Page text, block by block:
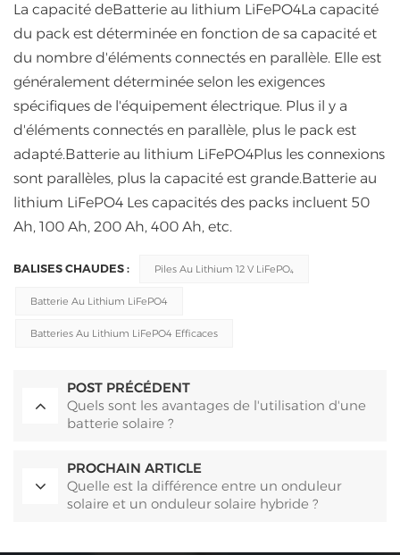
La capacité deBatterie au lithium LiFePO4La capacité
du pack est déterminée en fonction de sa capacité et
du nombre d'éléments connectés en parallèle. Elle est
généralement déterminée selon les exigences
spécifiques de l'équipement électrique. Plus il y a
d'éléments connectés en parallèle, plus le pack est
adapté.Batterie au lithium LiFePO4Plus les connexions
sont parallèles, plus la capacité est grande.Batterie au
lithium LiFePO4 Les capacités des packs incluent 50
Ah, 100 Ah, 200 Ah, 400 Ah, etc.
BALISES CHAUDES : Piles Au Lithium 12 V LiFePO₄
Batterie Au Lithium LiFePO4
Batteries Au Lithium LiFePO4 Efficaces
POST PRÉCÉDENT
Quels sont les avantages de l'utilisation d'une
batterie solaire ?
PROCHAIN ARTICLE
Quelle est la différence entre un onduleur
solaire et un onduleur solaire hybride ?